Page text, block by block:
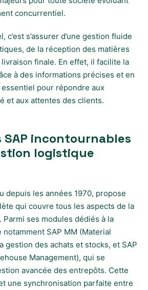
concurrentiel.
c’est s’assurer d’une gestion fluide
de la réception des matières
livraison finale. En effet, il facilite la
à des informations précises et en
pour répondre aux
et aux attentes des clients.
SAP incontournables
logistique
depuis les années 1970, propose
qui couvre tous les aspects de la
Parmi ses modules dédiés à la
SAP MM (Material
gestion des achats et stocks, et SAP
Management), qui se
avancée des entrepôts. Cette
une synchronisation parfaite entre